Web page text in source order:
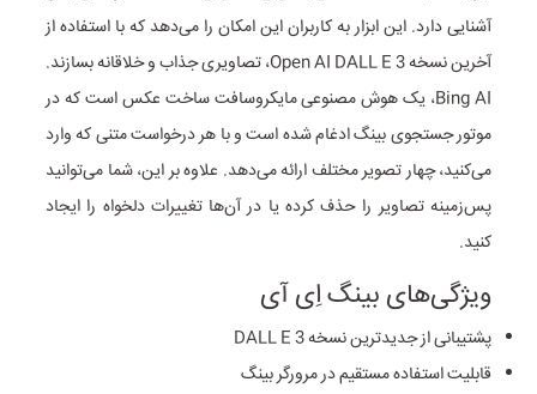
آشنایی دارد. این ابزار به کاربران این امکان را می‌دهد که با استفاده از
آخرین نسخه Open AI DALL E 3، تصاویری جذاب و خلاقانه بسازند.
Bing AI، یک هوش مصنوعی مایکروسافت ساخت عکس است که در
موتور جستجوی بینگ ادغام شده است و با هر درخواست متنی که وارد
می‌کنید، چهار تصویر مختلف ارائه می‌دهد. علاوه بر این، شما می‌توانید
پس‌زمینه تصاویر را حذف کرده یا در آن‌ها تغییرات دلخواه را ایجاد
کنید.
ویژگی‌های بینگ اِی آی
پشتیبانی از جدیدترین نسخه DALL E 3
قابلیت استفاده مستقیم در مرورگر بینگ